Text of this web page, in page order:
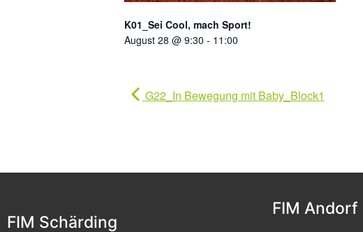
K01_Sei Cool, mach Sport!
August 28 @ 9:30 - 11:00
G22_In Bewegung mit Baby_Block1
FIM Schärding
FIM Andorf